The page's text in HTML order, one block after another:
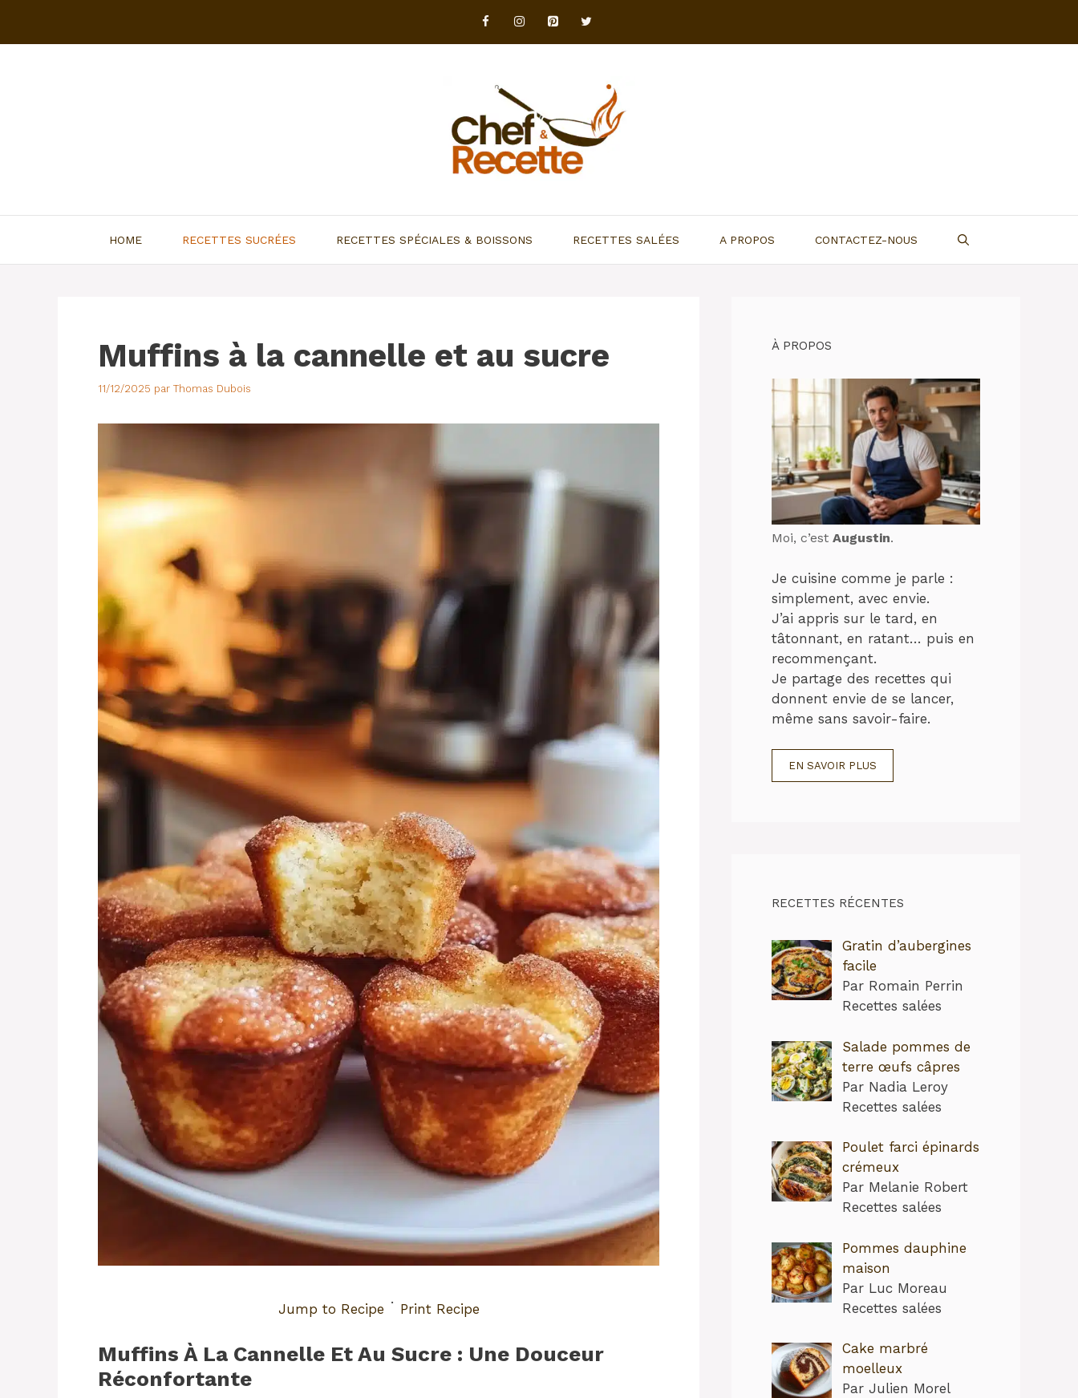
contenu
HOME RECETTES SUCRÉES RECETTES SPÉCIALES & BOISSONS RECETTES SALÉES A PROPOS CONTACTEZ-NOUS
Muffins à la cannelle et au sucre
11/12/2025 par Thomas Dubois
Jump to Recipe · Print Recipe
Muffins À La Cannelle Et Au Sucre : Une Douceur
Réconfortante
À PROPOS
Moi, c’est Augustin.
Je cuisine comme je parle :
simplement, avec envie.
J’ai appris sur le tard, en
tâtonnant, en ratant… puis en
recommençant.
Je partage des recettes qui
donnent envie de se lancer,
même sans savoir-faire.
EN SAVOIR PLUS
RECETTES RÉCENTES
Gratin d’aubergines
facile
Par Romain Perrin
Recettes salées
Salade pommes de
terre œufs câpres
Par Nadia Leroy
Recettes salées
Poulet farci épinards
crémeux
Par Melanie Robert
Recettes salées
Pommes dauphine
maison
Par Luc Moreau
Recettes salées
Cake marbré
moelleux
Par Julien Morel